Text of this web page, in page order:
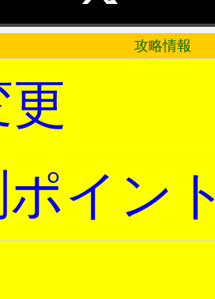
攻略情報
イント